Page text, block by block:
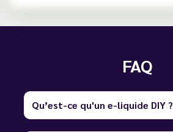
FAQ
Qu’est-ce qu'un e-liquide DIY ?